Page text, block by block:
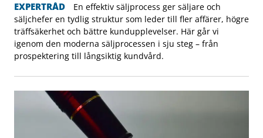
EXPERTRÅD
En effektiv säljprocess ger säljare och
säljchefer en tydlig struktur som leder till fler affärer, högre
träffsäkerhet och bättre kundupplevelser. Här går vi
igenom den moderna säljprocessen i sju steg – från
prospektering till långsiktig kundvård.